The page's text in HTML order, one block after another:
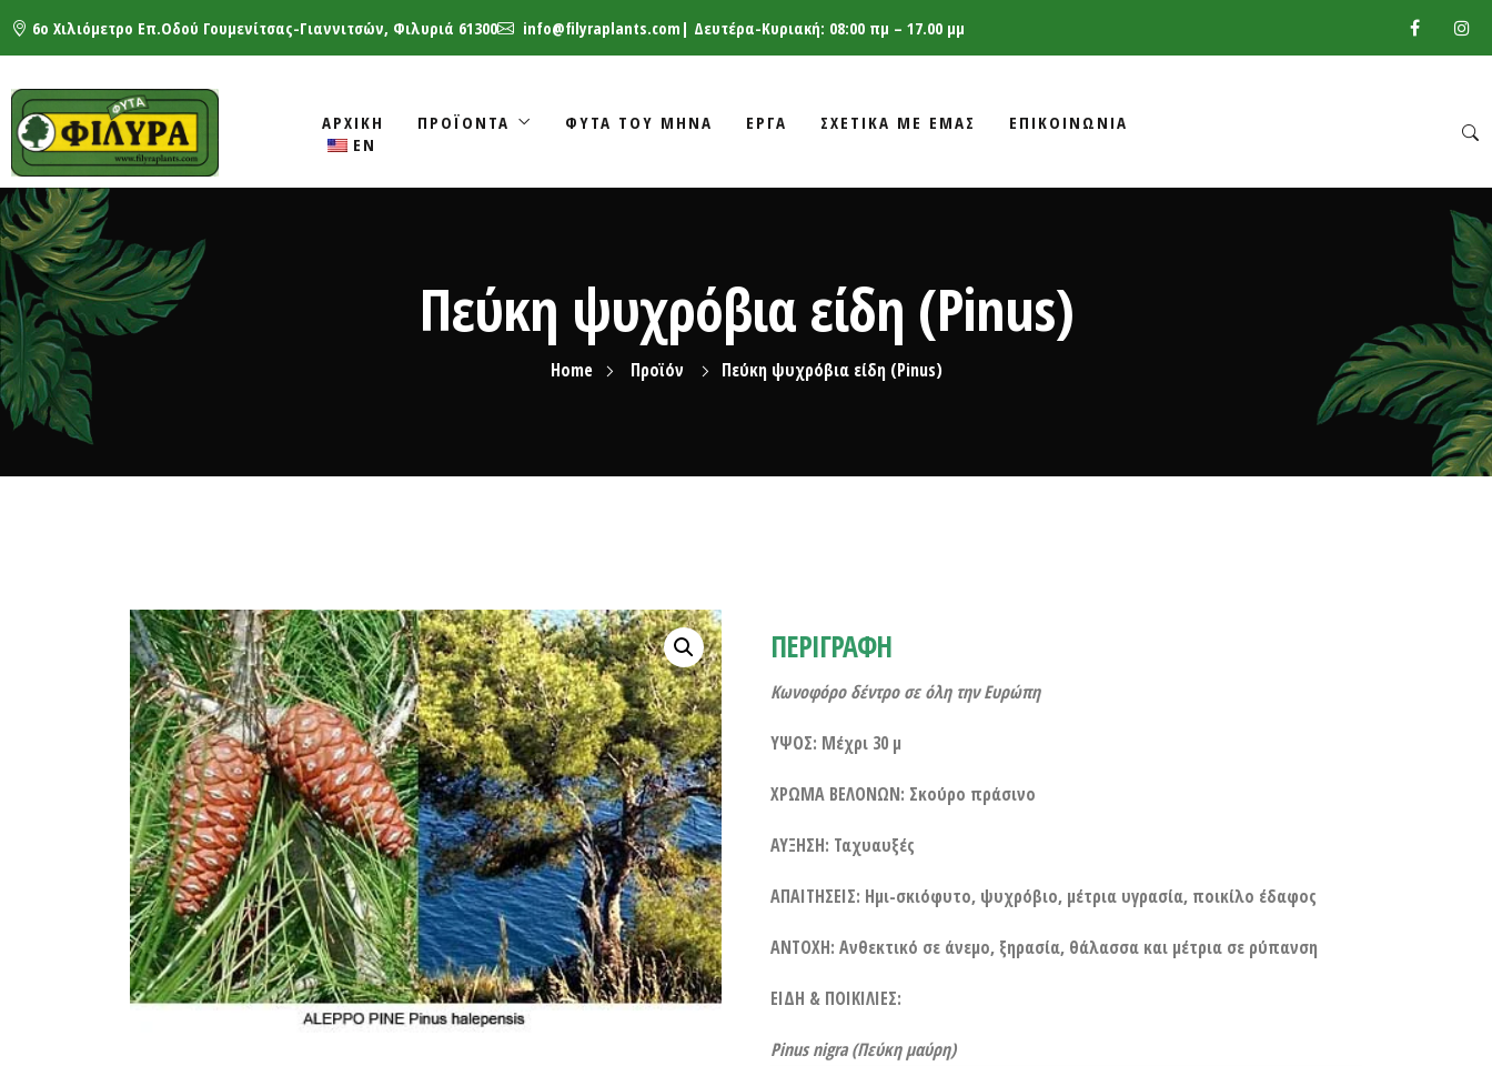
6ο Χιλιόμετρο Επ.Οδού Γουμενίτσας-Γιαννιτσών, Φιλυριά 61300 info@filyraplants.com | Δευτέρα-Κυριακή: 08:00 πμ – 17.00 μμ
ΑΡΧΙΚΗ ΠΡΟΪΟΝΤΑ ΦΥΤΑ ΤΟΥ ΜΗΝΑ ΈΡΓΑ ΣΧΕΤΙΚΑ ΜΕ ΕΜΑΣ
ΕΠΙΚΟΙΝΩΝΙΑ
EN
Πεύκη ψυχρόβια είδη (Pinus)
Home Προϊόν Πεύκη ψυχρόβια είδη (Pinus)
ΠΕΡΙΓΡΑΦΗ
Κωνοφόρο δέντρο σε όλη την Ευρώπη
ΥΨΟΣ: Μέχρι 30 μ
ΧΡΩΜΑ ΒΕΛΟΝΩΝ: Σκούρο πράσινο
ΑΥΞΗΣΗ: Ταχυαυξές
ΑΠΑΙΤΗΣΕΙΣ: Ημι-σκιόφυτο, ψυχρόβιο, μέτρια υγρασία, ποικίλο έδαφος
ΑΝΤΟΧΗ: Ανθεκτικό σε άνεμο, ξηρασία, θάλασσα και μέτρια σε ρύπανση
ΕΙΔΗ & ΠΟΙΚΙΛΙΕΣ:
Pinus nigra (Πεύκη μαύρη)